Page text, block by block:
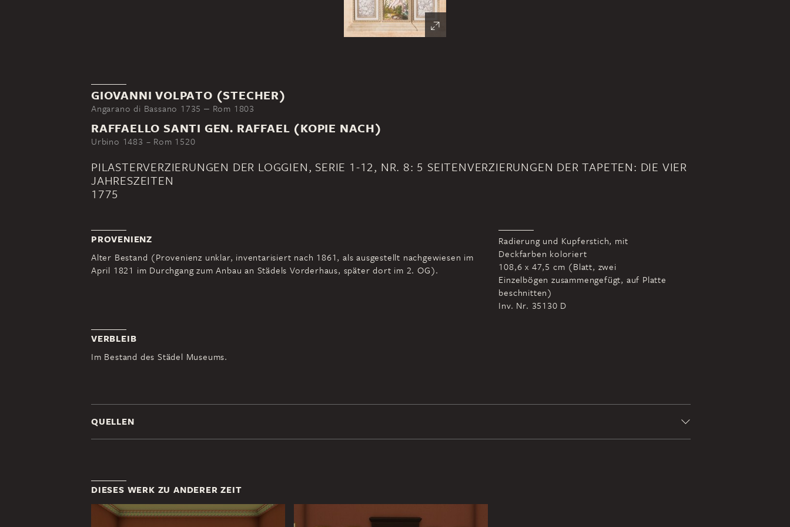
GIOVANNI VOLPATO (STECHER)
Angarano di Bassano 1735 ‒ Rom 1803
RAFFAELLO SANTI GEN. RAFFAEL (KOPIE NACH)
Urbino 1483 – Rom 1520
PILASTERVERZIERUNGEN DER LOGGIEN, SERIE 1-12, NR. 8: 5 SEITENVERZIERUNGEN DER TAPETEN: DIE VIER
JAHRESZEITEN
1775
PROVENIENZ
Alter Bestand (Provenienz unklar, inventarisiert nach 1861, als ausgestellt nachgewiesen im
April 1821 im Durchgang zum Anbau an Städels Vorderhaus, später dort im 2. OG).
Radierung und Kupferstich, mit
Deckfarben koloriert
108,6 x 47,5 cm (Blatt, zwei
Einzelbögen zusammengefügt, auf Platte
beschnitten)
Inv. Nr. 35130 D
VERBLEIB
Im Bestand des Städel Museums.
QUELLEN
DIESES WERK ZU ANDERER ZEIT